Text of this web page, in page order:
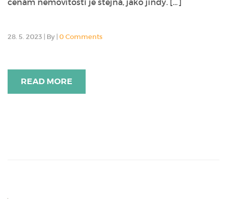
cenám nemovitostí je stejná, jako jindy. […]
28. 5. 2023 | By | 0 Comments
READ MORE